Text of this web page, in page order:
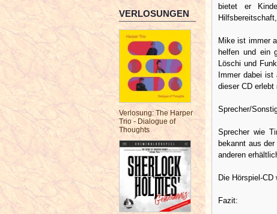
VERLOSUNGEN
Verlosung: The Harper
Trio - Dialogue of
Thoughts
bietet er
Mike ist immer
helfen und ein
Löschi und
Immer dabei
dieser CD erlebt
Sprecher/
Sprecher wie
bekannt aus
anderen
Die Hörspiel-CD
Fazit: